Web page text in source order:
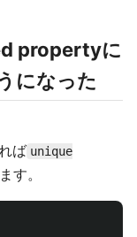
propertyに
になった
ば unique
す。